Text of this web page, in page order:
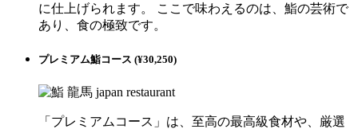
に仕上げられます。 ここで味わえるのは、鮨の芸術で
あり、食の極致です。
プレミアム鮨コース (¥30,250)
「プレミアムコース」は、至高の最高級食材や、厳選